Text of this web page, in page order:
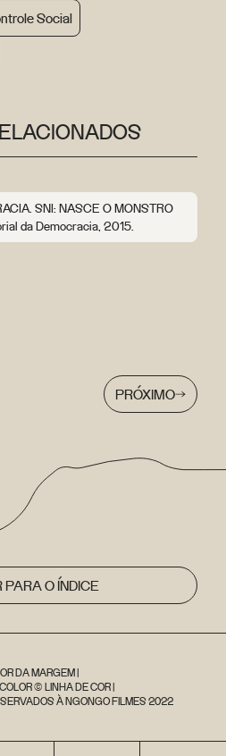
Social
SNI: NASCE O MONSTRO
da Democracia, 2015.
PRÓXIMO
PARA O ÍNDICE
DA MARGEM |
© LINHA DE COR |
À NGONGO FILMES 2022